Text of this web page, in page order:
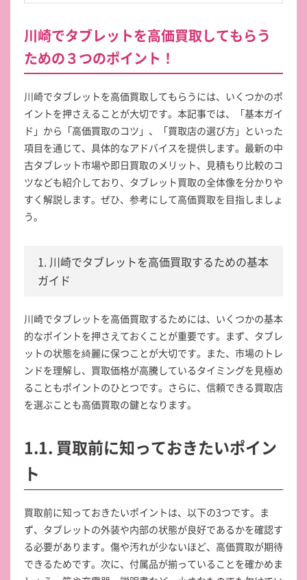
川崎でタブレットを高価買取してもらう
ための３つのポイント！
川崎でタブレットを高価買取してもらうには、いくつかのポ
イントを押さえることが大切です。本記事では、「基本ガイ
ド」から「高価買取のコツ」、「買取店の選び方」といった
項目を通じて、具体的なアドバイスを提供します。最新の中
古タブレット市場や即日買取のメリット、見積もり比較のコ
ツなども紹介しており、タブレット買取の全体像を分かりや
すく解説します。ぜひ、参考にして高価買取を目指しましょ
う。
1. 川崎でタブレットを高価買取するための基本
ガイド
川崎でタブレットを高価買取するためには、いくつかの基本
的なポイントを押さえておくことが重要です。まず、タブレ
ットの状態を綺麗に保つことが大切です。また、市場のトレ
ンドを理解し、買取価格が高騰しているタイミングを見極め
ることもポイントのひとつです。さらに、信頼できる買取店
を選ぶことも高価買取の鍵となります。
1.1. 買取前に知っておきたいポイン
ト
買取前に知っておきたいポイントは、以下の3つです。ま
ず、タブレットの外装や内部の状態が良好であるかを確認す
る必要があります。傷や汚れが少ないほど、高価買取が期待
できるためです。次に、付属品が揃っていることを確かめま